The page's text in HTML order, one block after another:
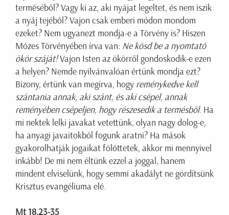
terméséből? Vagy ki az, aki nyájat legeltet, és nem iszik
a nyáj tejéből? Vajon csak emberi módon mondom
ezeket? Nem ugyanezt mondja-e a Törvény is? Hiszen
Mózes Törvényében írva van: Ne kösd be a nyomtató
ökör száját!Vajon Isten az ökörről gondoskodik-e ezen
a helyen? Nemde nyilvánvalóan értünk mondja ezt?
Bizony, értünk van megírva, hogy reménykedve kell
szántania annak, aki szánt, és aki csépel, annak
reményében csépeljen, hogy részesedik a termésből. Ha
mi nektek lelki javakat vetettünk, olyan nagy dolog-e,
ha anyagi javaitokból fogunk aratni? Ha mások
gyakorolhatják jogaikat fölöttetek, akkor mi mennyivel
inkább! De mi nem éltünk ezzel a joggal, hanem
mindent elviselünk, hogy semmi akadályt ne gördítsünk
Krisztus evangéliuma elé.
Mt 18,23-35